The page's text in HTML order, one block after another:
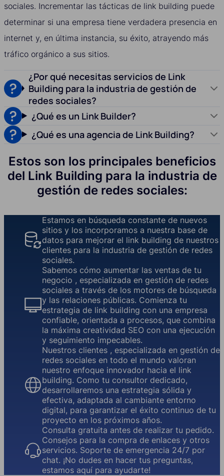
sociales. Incrementar las tácticas de link building puede
determinar si una empresa tiene verdadera presencia en
internet y, en última instancia, su éxito, atrayendo más
tráfico orgánico a sus sitios.
¿Por qué necesitas servicios de Link
Building para la industria de gestión de
redes sociales?
¿Qué es un Link Builder?
¿Qué es una agencia de Link Building?
Estos son los principales beneficios
del Link Building para la industria de
gestión de redes sociales:
Estamos en búsqueda constante de nuevos
sitios y los incorporamos a nuestra base de
datos para mejorar el link building de nuestros
clientes para la industria de gestión de redes
sociales.
Sabemos cómo aumentar las ventas de tu
negocio , especializada en gestión de redes
sociales a través de los motores de búsqueda
y las relaciones públicas. Comienza tu
estrategia de link building con una empresa
confiable, orientada a procesos, que combina
la máxima creatividad SEO con una ejecución
y seguimiento impecables.
Nuestros clientes , especializada en gestión de
redes sociales en todo el mundo valoran
nuestro enfoque innovador hacia el link
building. Como tu consultor dedicado,
desarrollaremos una estrategia sólida y
efectiva, adaptada al cambiante entorno
digital, para garantizar el éxito continuo de tu
proyecto en los próximos años.
Consulta gratuita antes de realizar tu pedido.
Consejos para la compra de enlaces y otros
servicios. Soporte de emergencia 24/7 por
chat. ¡No dudes en hacer tus preguntas,
estamos aquí para ayudarte!